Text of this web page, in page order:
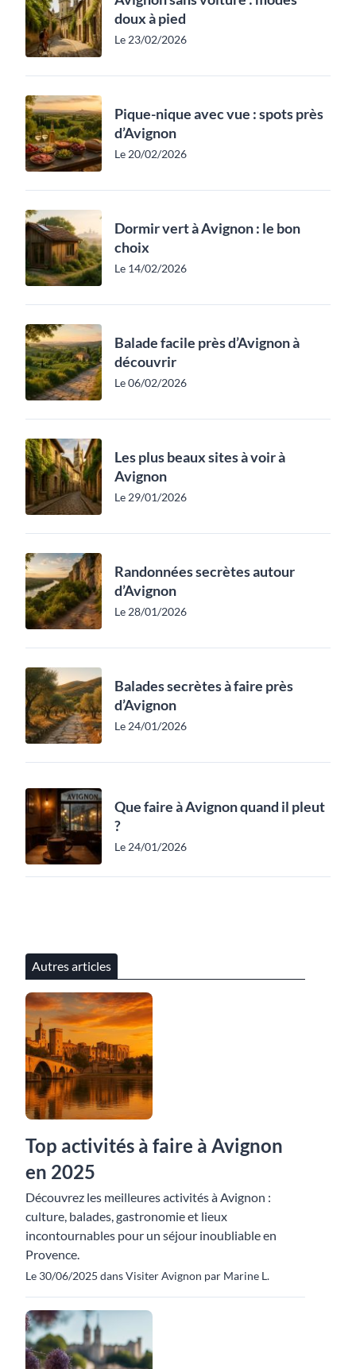
doux à pied
Le 23/02/2026
Pique-nique avec vue : spots près
d’Avignon
Le 20/02/2026
Dormir vert à Avignon : le bon
choix
Le 14/02/2026
Balade facile près d’Avignon à
découvrir
Le 06/02/2026
Les plus beaux sites à voir à
Avignon
Le 29/01/2026
Randonnées secrètes autour
d’Avignon
Le 28/01/2026
Balades secrètes à faire près
d’Avignon
Le 24/01/2026
Que faire à Avignon quand il pleut
?
Le 24/01/2026
Autres articles
Top activités à faire à Avignon
en 2025
Découvrez les meilleures activités à Avignon :
culture, balades, gastronomie et lieux
incontournables pour un séjour inoubliable en
Provence.
Le 30/06/2025 dans Visiter Avignon par Marine L.